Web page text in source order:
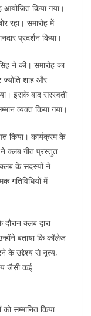
आयोजित किया गया।
रहा। समारोह में
प्रदर्शन किया।
ने की। समारोह का
ज्योति शाह और
इसके बाद सरस्वती
व्यक्त किया गया।
किया। कार्यक्रम के
ने क्लब गीत प्रस्तुत
के सदस्यों ने
गतिविधियों में
क्लब द्वारा
बताया कि कॉलेज
के उद्देश्य से नृत्य,
जैसी कई
सम्मानित किया